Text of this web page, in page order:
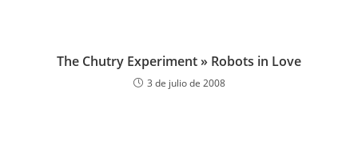
The Chutry Experiment » Robots in Love
3 de julio de 2008